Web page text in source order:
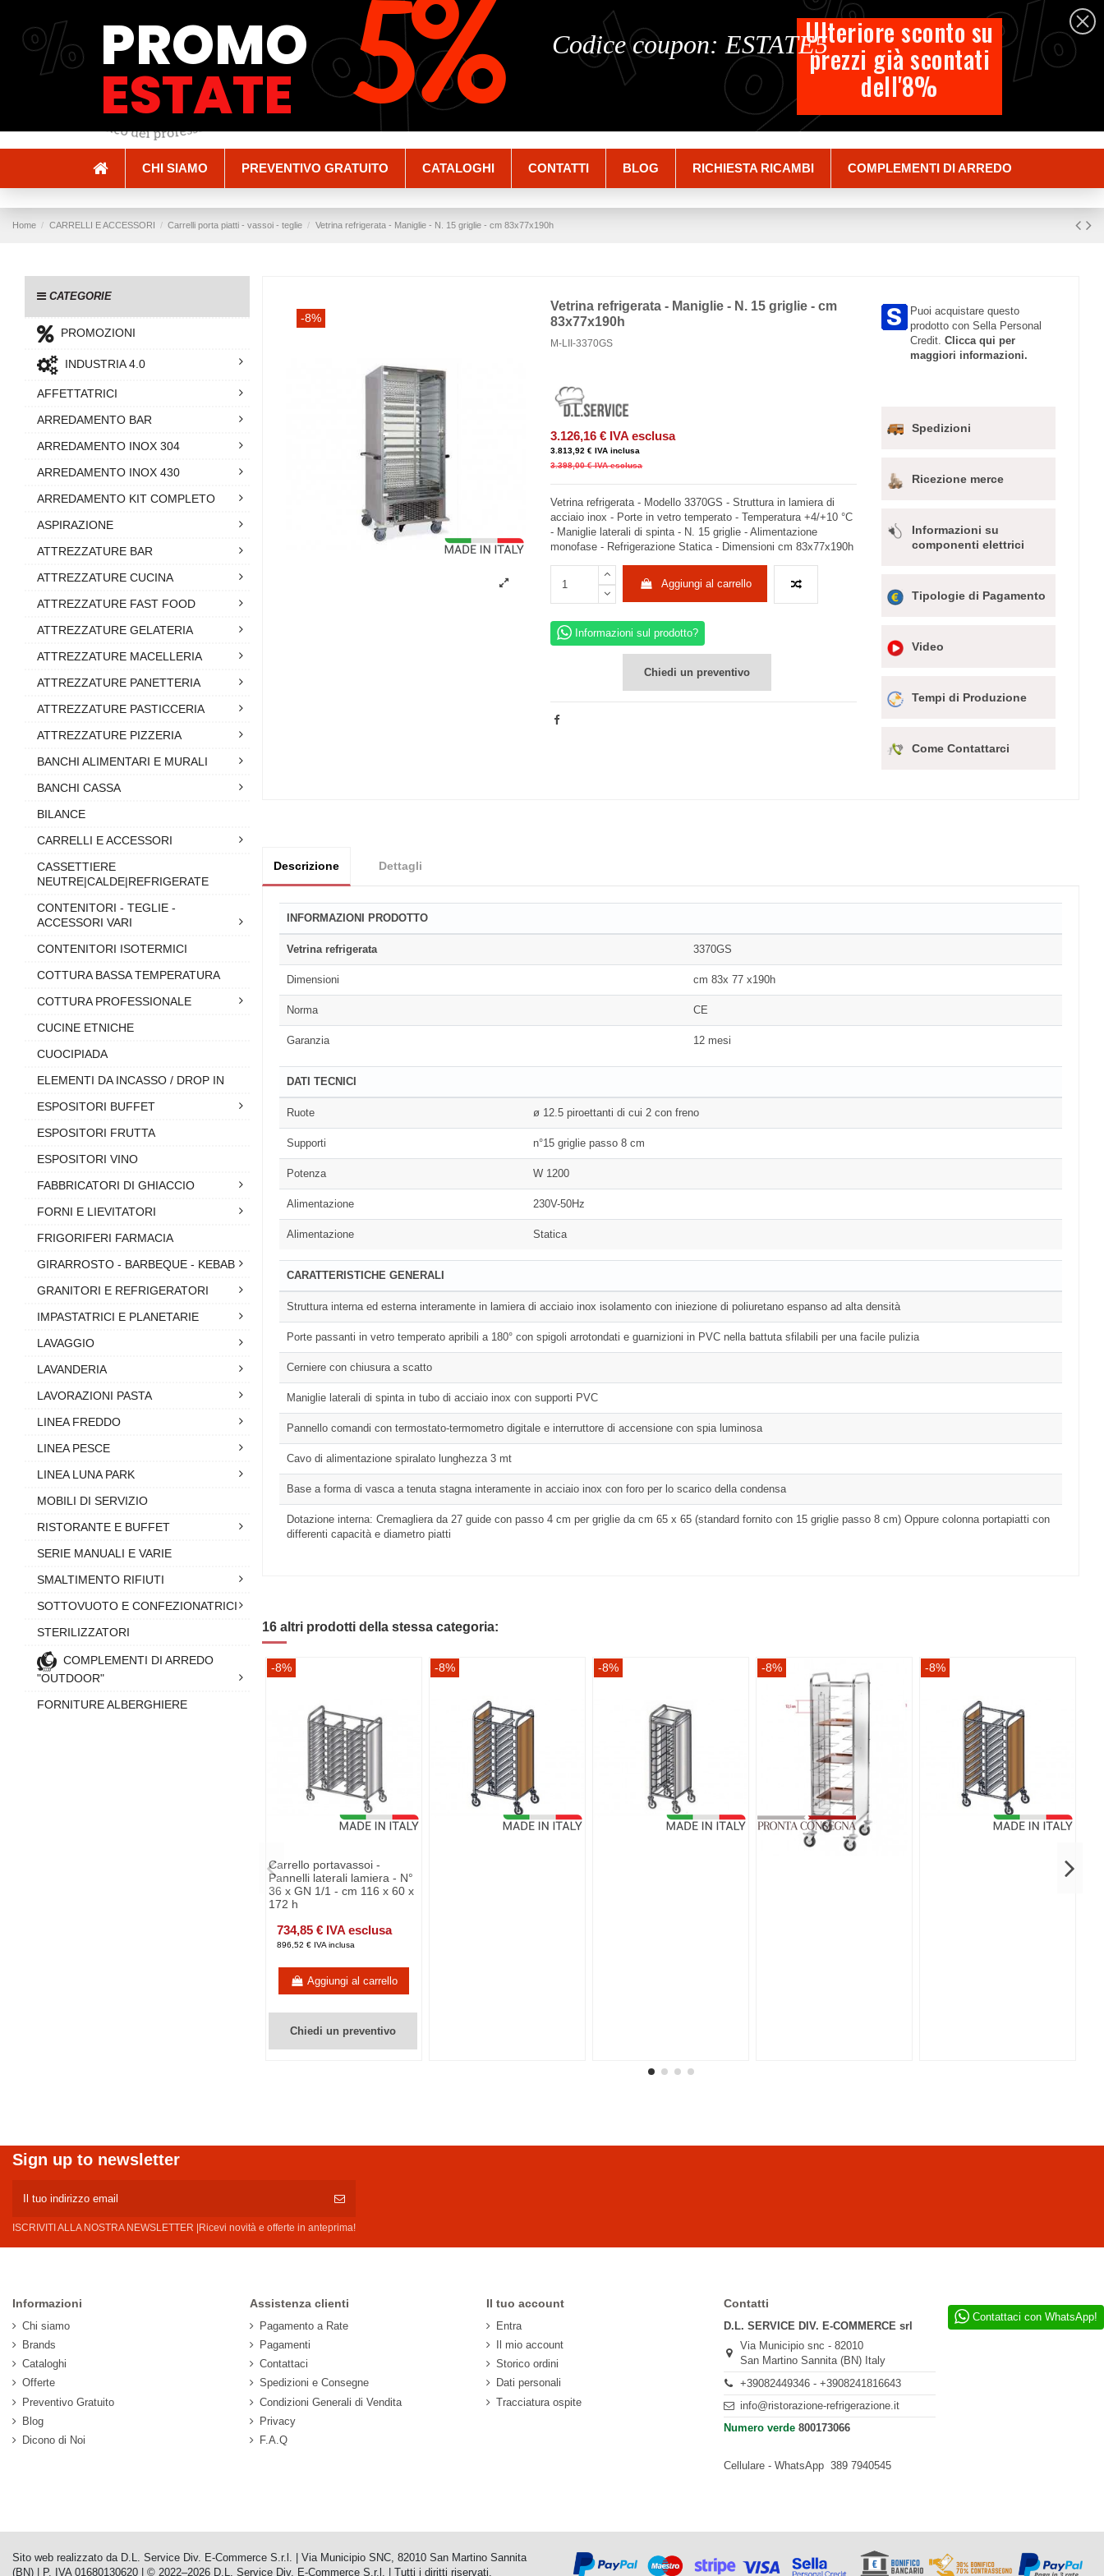
Italiano
Carrello
CHI SIAMO PREVENTIVO GRATUITO CATALOGHI CONTATTI BLOG RICHIESTA RICAMBI COMPLEMENTI DI ARREDO
Home CARRELLI E ACCESSORI Carrelli porta piatti - vassoi - teglie Vetrina refrigerata - Maniglie - N. 15 griglie - cm 83x77x190h
-8%
Vetrina refrigerata - Maniglie - N. 15 griglie - cm
83x77x190h
M-LII-3370GS
3.126,16 € IVA esclusa
3.813,92 € IVA inclusa
3.398,00 € IVA esclusa
Vetrina refrigerata - Modello 3370GS - Struttura in lamiera di
acciaio inox - Porte in vetro temperato - Temperatura +4/+10 °C
- Maniglie laterali di spinta - N. 15 griglie - Alimentazione
monofase - Refrigerazione Statica - Dimensioni cm 83x77x190h
Aggiungi al carrello
Informazioni sul prodotto?
Chiedi un preventivo
Puoi acquistare questo
prodotto con Sella Personal
Credit.Clicca qui per
maggiori informazioni.
Spedizioni
Ricezione merce
Informazioni su
componenti elettrici
Tipologie di Pagamento
Video
Tempi di Produzione
Come Contattarci
Descrizione Dettagli
INFORMAZIONI PRODOTTO
Vetrina refrigerata 3370GS
Dimensioni cm 83x 77 x190h
Norma CE
Garanzia 12 mesi
DATI TECNICI
Ruote ø 12.5 piroettanti di cui 2 con freno
Supporti n°15 griglie passo 8 cm
Potenza W 1200
Alimentazione 230V-50Hz
Alimentazione Statica
CARATTERISTICHE GENERALI
Struttura interna ed esterna interamente in lamiera di acciaio inox isolamento con iniezione di poliuretano espanso ad alta densità
Porte passanti in vetro temperato apribili a 180° con spigoli arrotondati e guarnizioni in PVC nella battuta sfilabili per una facile pulizia
Cerniere con chiusura a scatto
Maniglie laterali di spinta in tubo di acciaio inox con supporti PVC
Pannello comandi con termostato-termometro digitale e interruttore di accensione con spia luminosa
Cavo di alimentazione spiralato lunghezza 3 mt
Base a forma di vasca a tenuta stagna interamente in acciaio inox con foro per lo scarico della condensa
Dotazione interna: Cremagliera da 27 guide con passo 4 cm per griglie da cm 65 x 65 (standard fornito con 15 griglie passo 8 cm) Oppure colonna portapiatti con
differenti capacità e diametro piatti
16 altri prodotti della stessa categoria:
-8%
Carrello portavassoi -
Pannelli laterali lamiera - N°
36 x GN 1/1 - cm 116 x 60 x
172 h
734,85 € IVA esclusa
896,52 € IVA inclusa
Aggiungi al carrello
Chiedi un preventivo
-8% -8% -8% -8%
CATEGORIE
PROMOZIONI
INDUSTRIA 4.0
AFFETTATRICI
ARREDAMENTO BAR
ARREDAMENTO INOX 304
ARREDAMENTO INOX 430
ARREDAMENTO KIT COMPLETO
ASPIRAZIONE
ATTREZZATURE BAR
ATTREZZATURE CUCINA
ATTREZZATURE FAST FOOD
ATTREZZATURE GELATERIA
ATTREZZATURE MACELLERIA
ATTREZZATURE PANETTERIA
ATTREZZATURE PASTICCERIA
ATTREZZATURE PIZZERIA
BANCHI ALIMENTARI E MURALI
BANCHI CASSA
BILANCE
CARRELLI E ACCESSORI
CASSETTIERE
NEUTRE|CALDE|REFRIGERATE
CONTENITORI - TEGLIE -
ACCESSORI VARI
CONTENITORI ISOTERMICI
COTTURA BASSA TEMPERATURA
COTTURA PROFESSIONALE
CUCINE ETNICHE
CUOCIPIADA
ELEMENTI DA INCASSO / DROP IN
ESPOSITORI BUFFET
ESPOSITORI FRUTTA
ESPOSITORI VINO
FABBRICATORI DI GHIACCIO
FORNI E LIEVITATORI
FRIGORIFERI FARMACIA
GIRARROSTO - BARBEQUE - KEBAB
GRANITORI E REFRIGERATORI
IMPASTATRICI E PLANETARIE
LAVAGGIO
LAVANDERIA
LAVORAZIONI PASTA
LINEA FREDDO
LINEA PESCE
LINEA LUNA PARK
MOBILI DI SERVIZIO
RISTORANTE E BUFFET
SERIE MANUALI E VARIE
SMALTIMENTO RIFIUTI
SOTTOVUOTO E CONFEZIONATRICI
STERILIZZATORI
COMPLEMENTI DI ARREDO
"OUTDOOR"
FORNITURE ALBERGHIERE
Sign up to newsletter
ISCRIVITI ALLA NOSTRA NEWSLETTER |Ricevi novità e offerte in anteprima!
Informazioni
Chi siamo
Brands
Cataloghi
Offerte
Preventivo Gratuito
Blog
Dicono di Noi
Assistenza clienti
Pagamento a Rate
Pagamenti
Contattaci
Spedizioni e Consegne
Condizioni Generali di Vendita
Privacy
F.A.Q
Il tuo account
Entra
Il mio account
Storico ordini
Dati personali
Tracciatura ospite
Contatti
D.L. SERVICE DIV. E-COMMERCE srl
Via Municipio snc - 82010
San Martino Sannita (BN) Italy
+39082449346 - +3908241816643
info@ristorazione-refrigerazione.it
Numero verde 800173066
Cellulare - WhatsApp 389 7940545
Contattaci con WhatsApp!
Sito web realizzato da D.L. Service Div. E-Commerce S.r.l. | Via Municipio SNC, 82010 San Martino Sannita
(BN) | P. IVA 01680130620 | © 2022–2026 D.L. Service Div. E-Commerce S.r.l. | Tutti i diritti riservati.
%
% %
%
% Ulteriore sconto su
prezzi già scontati
dell'8%
Codice coupon: ESTATE5
PROMO
ESTATE 5%